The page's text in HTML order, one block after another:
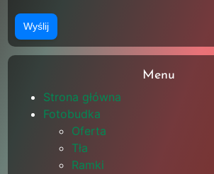
Menu
Strona główna
Fotobudka
Oferta
Tła
Ramki